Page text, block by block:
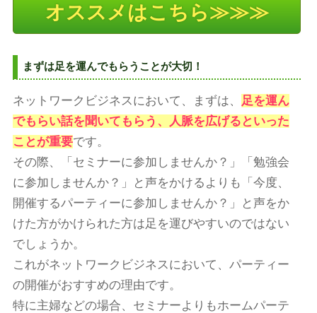
オススメはこちら≫≫≫
まずは足を運んでもらうことが大切！
ネットワークビジネスにおいて、まずは、
足を運ん
でもらい話を聞いてもらう、人脈を広げるといった
ことが重要です。
その際、「セミナーに参加しませんか？」「勉強会
に参加しませんか？」と声をかけるよりも「今度、
開催するパーティーに参加しませんか？」と声をか
けた方がかけられた方は足を運びやすいのではない
でしょうか。
これがネットワークビジネスにおいて、パーティー
の開催がおすすめの理由です。
特に主婦などの場合、セミナーよりもホームパーテ